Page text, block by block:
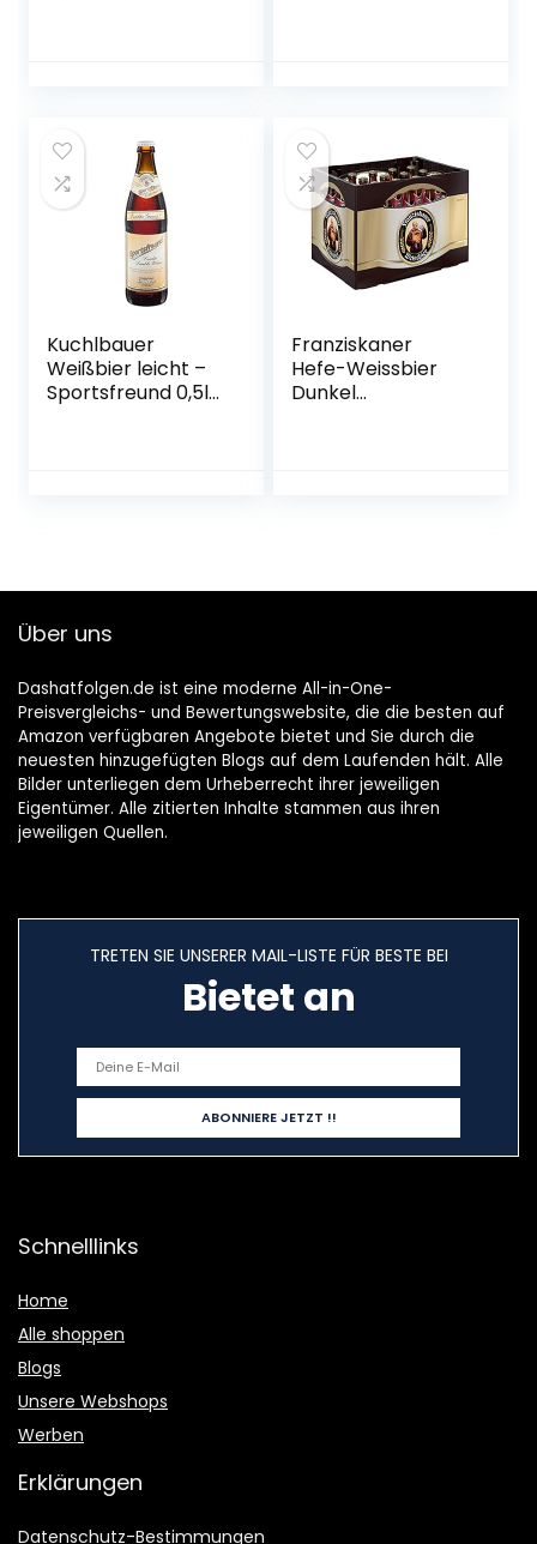
Kuchlbauer
Weißbier leicht –
Sportsfreund 0,5l
Franziskaner
Hefe-Weissbier
Dunkel
Über uns
Dashatfolgen.de ist eine moderne All-in-One-
Preisvergleichs- und Bewertungswebsite, die die besten auf
Amazon verfügbaren Angebote bietet und Sie durch die
neuesten hinzugefügten Blogs auf dem Laufenden hält. Alle
Bilder unterliegen dem Urheberrecht ihrer jeweiligen
Eigentümer. Alle zitierten Inhalte stammen aus ihren
jeweiligen Quellen.
TRETEN SIE UNSERER MAIL-LISTE FÜR BESTE BEI
Bietet an
Schnelllinks
Home
Alle shoppen
Blogs
Unsere Webshops
Werben
Erklärungen
Datenschutz-Bestimmungen